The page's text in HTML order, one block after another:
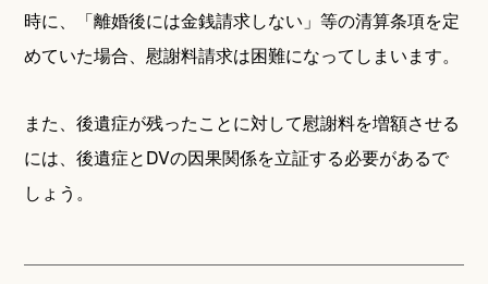
時に、「離婚後には金銭請求しない」等の清算条項を定
めていた場合、慰謝料請求は困難になってしまいます。
また、後遺症が残ったことに対して慰謝料を増額させる
には、後遺症とDVの因果関係を立証する必要があるで
しょう。